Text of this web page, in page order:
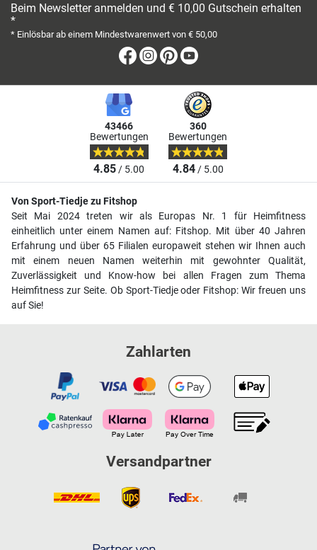
Beim Newsletter anmelden und € 10,00 Gutschein erhalten
*
* Einlösbar ab einem Mindestwarenwert von € 50,00
Facebook
Instagram
Pinterest
43466
Bewertungen
4.85/ 5.00
360
Bewertungen
4.84/ 5.00
Von Sport-Tiedje zu Fitshop
Seit Mai 2024 treten wir als Europas Nr. 1 für Heimfitness
einheitlich unter einem Namen auf: Fitshop. Mit über 40 Jahren
Erfahrung und über 65 Filialen europaweit stehen wir Ihnen auch
mit einem neuen Namen weiterhin mit gewohnter Qualität,
Zuverlässigkeit und Know-how bei allen Fragen zum Thema
Heimfitness zur Seite. Ob Sport-Tiedje oder Fitshop: Wir freuen uns
auf Sie!
Zahlarten
Versandpartner